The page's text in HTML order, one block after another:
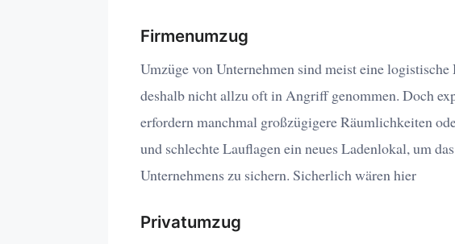
Firmenumzug
Umzüge von Unternehmen sind meist eine
deshalb nicht allzu oft in Angriff genommen. Doch
erfordern manchmal großzügigere Räumlichkeiten
und schlechte Lauflagen ein neues Ladenlokal, um
Unternehmens zu sichern. Sicherlich wären hier
Privatumzug